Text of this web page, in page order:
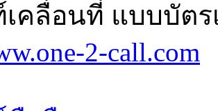
คลื่อนที่ แบบบัตร
2-call.com